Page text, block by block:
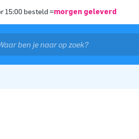
15:00 besteld =morgen geleverd